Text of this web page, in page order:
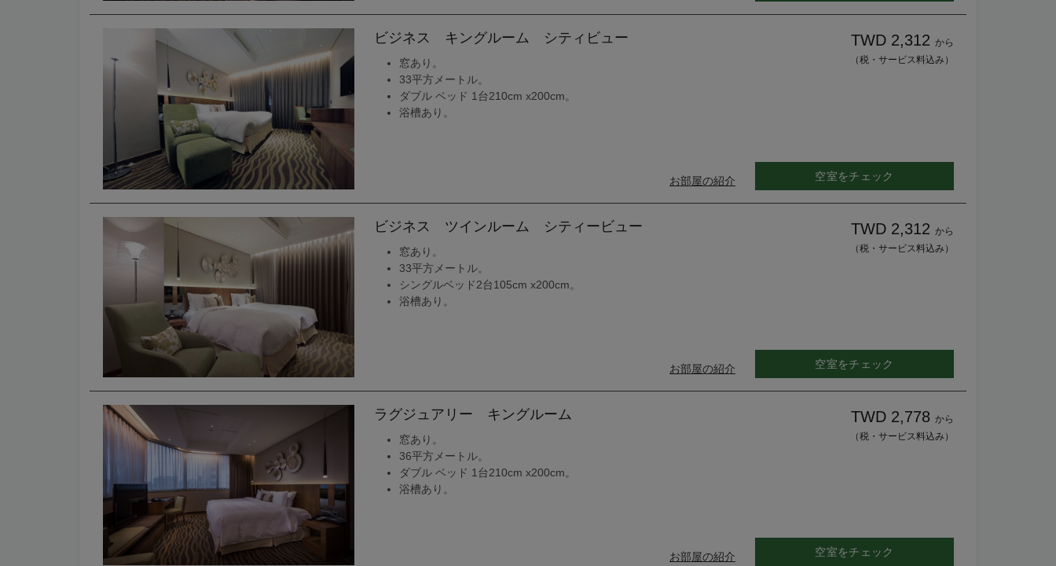
ビジネス キングルーム シティビュー
窓あり。
33平方メートル。
ダブル ベッド 1台210cm x200cm。
浴槽あり。
お部屋の紹介
TWD 2,312 から
（税・サービス料込み）
空室をチェック
ビジネス ツインルーム シティービュー
窓あり。
33平方メートル。
シングルベッド2台105cm x200cm。
浴槽あり。
お部屋の紹介
TWD 2,312 から
（税・サービス料込み）
空室をチェック
ラグジュアリー キングルーム
窓あり。
36平方メートル。
ダブル ベッド 1台210cm x200cm。
浴槽あり。
お部屋の紹介
TWD 2,778 から
（税・サービス料込み）
空室をチェック